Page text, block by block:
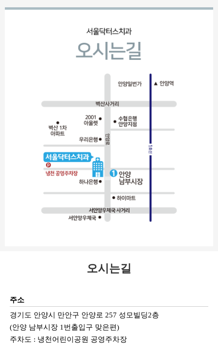
오시는길
주소
경기도 안양시 만안구 안양로 257 성모빌딩2층
(안양 남부시장 1번출입구 맞은편)
주차도 : 냉천어린이공원 공영주차장